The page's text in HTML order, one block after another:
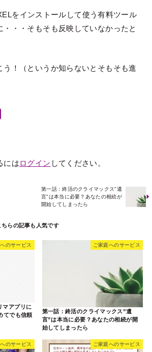
をインストールして使う有料ツール
・・・そもそも反映していなかったと
う！（というか知らないとそもそも進
にはログイン してください。
第一話：終活のクライマックス"遺
言"は本当に必要？あなたの相続が
開始してしまったら
のサービス
マアプリに
てでも信頼
ご家庭へのサービス
第一話：終活のクライマックス”遺
言”は本当に必要？あなたの相続が開
始してしまったら
のサービス ご家庭へのサービス